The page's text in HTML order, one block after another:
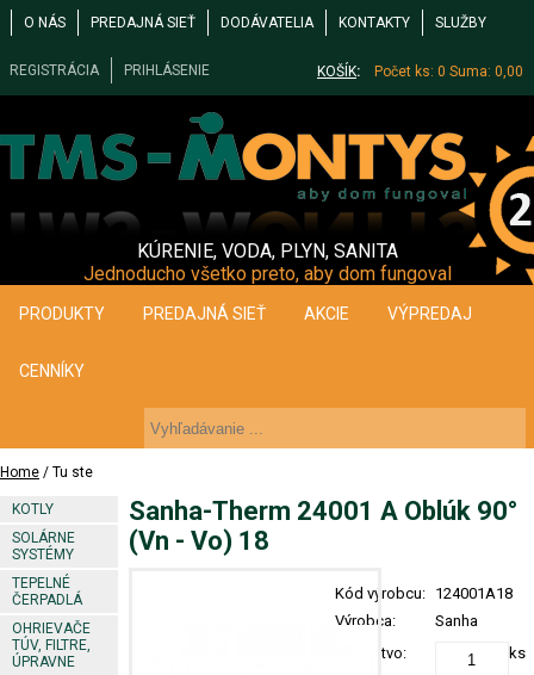
O NÁS PREDAJNÁ SIEŤ DODÁVATELIA KONTAKTY SLUŽBY
REGISTRÁCIA PRIHLÁSENIE KOŠÍK: Počet ks: 0 Suma: 0,00
KÚRENIE, VODA, PLYN, SANITA
Jednoducho všetko preto, aby dom fungoval
PRODUKTY PREDAJNÁ SIEŤ AKCIE VÝPREDAJ
CENNÍKY
Home / Tu ste
KOTLY
SOLÁRNE
SYSTÉMY
TEPELNÉ
ČERPADLÁ
OHRIEVAČE
TÚV, FILTRE,
ÚPRAVNE
Sanha-Therm 24001 A Oblúk 90°
(Vn - Vo) 18
Kód výrobcu: 124001A18
Výrobca:
Sanha
Množstvo:
ks